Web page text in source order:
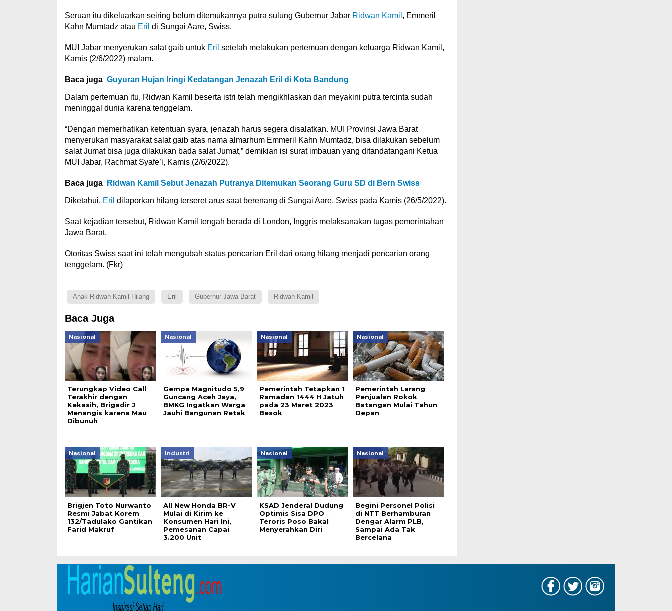
Seruan itu dikeluarkan seiring belum ditemukannya putra sulung Gubernur Jabar Ridwan Kamil , Emmeril
Kahn Mumtadz atau Eril di Sungai Aare, Swiss.
MUI Jabar menyerukan salat gaib untuk Eril setelah melakukan pertemuan dengan keluarga Ridwan Kamil,
Kamis (2/6/2022) malam.
Baca juga Guyuran Hujan Iringi Kedatangan Jenazah Eril di Kota Bandung
Dalam pertemuan itu, Ridwan Kamil beserta istri telah mengikhlaskan dan meyakini putra tercinta sudah
meninggal dunia karena tenggelam.
“Dengan memerhatikan ketentuan syara, jenazah harus segera disalatkan. MUI Provinsi Jawa Barat
menyerukan masyarakat salat gaib atas nama almarhum Emmeril Kahn Mumtadz, bisa dilakukan sebelum
salat Jumat bisa juga dilakukan bada salat Jumat,” demikian isi surat imbauan yang ditandatangani Ketua
MUI Jabar, Rachmat Syafe’i, Kamis (2/6/2022).
Baca juga Ridwan Kamil Sebut Jenazah Putranya Ditemukan Seorang Guru SD di Bern Swiss
Diketahui, Eril dilaporkan hilang terseret arus saat berenang di Sungai Aare, Swiss pada Kamis (26/5/2022).
Saat kejadian tersebut, Ridwan Kamil tengah berada di London, Inggris melaksanakan tugas pemerintahan
Jawa Barat.
Otoritas Swiss saat ini telah mengubah status pencarian Eril dari orang hilang menjadi pencarian orang
tenggelam. (Fkr)
Anak Ridwan Kamil Hilang Eril Gubernur Jawa Barat Ridwan Kamil
Baca Juga
Nasional
Terungkap Video Call
Terakhir dengan
Kekasih, Brigadir J
Menangis karena Mau
Dibunuh
Nasional
Gempa Magnitudo 5,9
Guncang Aceh Jaya,
BMKG Ingatkan Warga
Jauhi Bangunan Retak
Nasional
Pemerintah Tetapkan 1
Ramadan 1444 H Jatuh
pada 23 Maret 2023
Besok
Nasional
Pemerintah Larang
Penjualan Rokok
Batangan Mulai Tahun
Depan
Nasional
Brigjen Toto Nurwanto
Resmi Jabat Korem
132/Tadulako Gantikan
Farid Makruf
Industri
All New Honda BR-V
Mulai di Kirim ke
Konsumen Hari Ini,
Pemesanan Capai
3.200 Unit
Nasional
KSAD Jenderal Dudung
Optimis Sisa DPO
Teroris Poso Bakal
Menyerahkan Diri
Nasional
Begini Personel Polisi
di NTT Berhamburan
Dengar Alarm PLB,
Sampai Ada Tak
Bercelana